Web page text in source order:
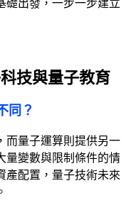
礎出發，一步一步建立
技與量子教育
同？
而量子運算則提供另一
量變數與限制條件的情
產配置，量子技術未來